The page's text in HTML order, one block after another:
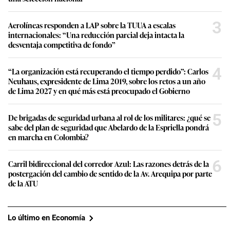
Aerolíneas responden a LAP sobre la TUUA a escalas
internacionales: “Una reducción parcial deja intacta la
desventaja competitiva de fondo”
3
“La organización está recuperando el tiempo perdido”: Carlos
Neuhaus, expresidente de Lima 2019, sobre los retos a un año
de Lima 2027 y en qué más está preocupado el Gobierno
4
De brigadas de seguridad urbana al rol de los militares: ¿qué se
sabe del plan de seguridad que Abelardo de la Espriella pondrá
en marcha en Colombia?
5
Carril bidireccional del corredor Azul: Las razones detrás de la
postergación del cambio de sentido de la Av. Arequipa por parte
de la ATU
6
Lo último en Economía